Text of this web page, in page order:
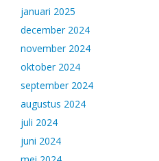
januari 2025
december 2024
november 2024
oktober 2024
september 2024
augustus 2024
juli 2024
juni 2024